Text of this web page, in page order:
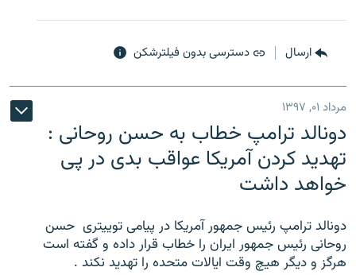
ارسال دسترسی بدون فیلترشکن
مرداد ۰۱, ۱۳۹۷
دونالد ترامپ خطاب به حسن روحانی :
تهدید کردن آمریکا عواقب بدی در پی
خواهد داشت
دونالد ترامپ رئیس جمهور آمریکا در پیامی توییتری ‌ حسن
روحانی رئیس جمهور ایران را خطاب قرار داده و گفته است
هرگز و دیگر هیچ وقت ایالات متحده را تهدید نکند .